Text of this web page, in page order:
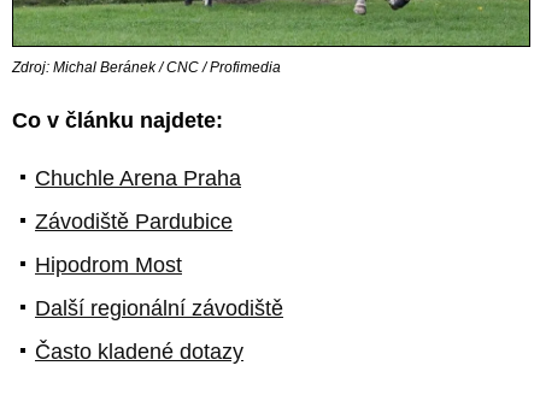
Zdroj: Michal Beránek / CNC / Profimedia
Co v článku najdete:
Chuchle Arena Praha
Závodiště Pardubice
Hipodrom Most
Další regionální závodiště
Často kladené dotazy